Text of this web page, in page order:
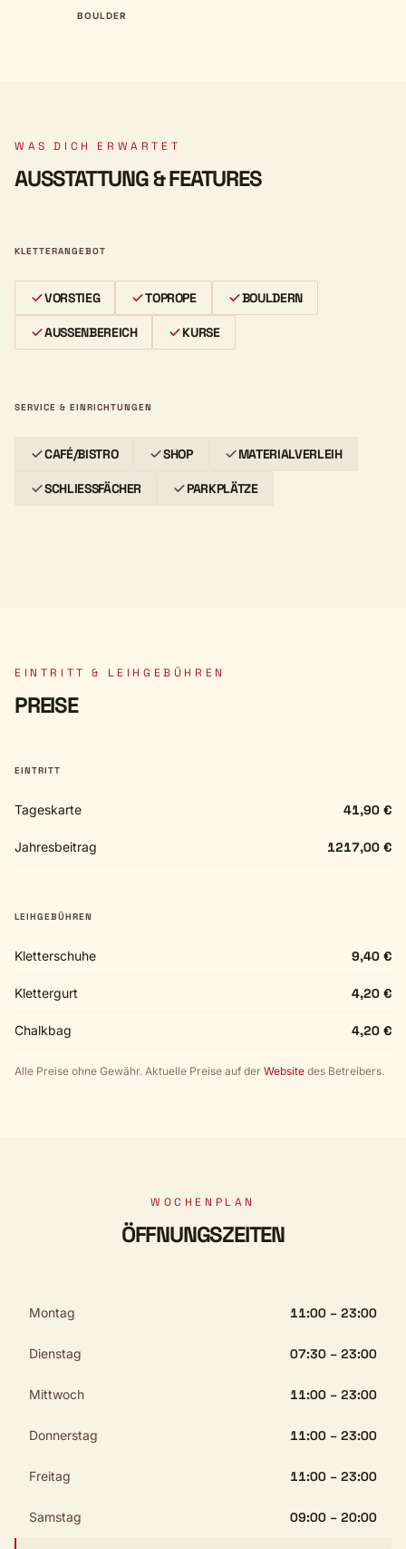
BOULDER
WAS DICH ERWARTET
AUSSTATTUNG & FEATURES
KLETTERANGEBOT
VORSTIEG TOPROPE BOULDERN
AUSSENBEREICH KURSE
SERVICE & EINRICHTUNGEN
CAFÉ/BISTRO SHOP MATERIALVERLEIH
SCHLIESSFÄCHER PARKPLÄTZE
EINTRITT & LEIHGEBÜHREN
PREISE
EINTRITT
Tageskarte 41,90 €
Jahresbeitrag 1217,00 €
LEIHGEBÜHREN
Kletterschuhe 9,40 €
Klettergurt 4,20 €
Chalkbag 4,20 €
Alle Preise ohne Gewähr. Aktuelle Preise auf der Website des Betreibers.
WOCHENPLAN
ÖFFNUNGSZEITEN
Montag 11:00 – 23:00
Dienstag 07:30 – 23:00
Mittwoch 11:00 – 23:00
Donnerstag 11:00 – 23:00
Freitag 11:00 – 23:00
Samstag 09:00 – 20:00